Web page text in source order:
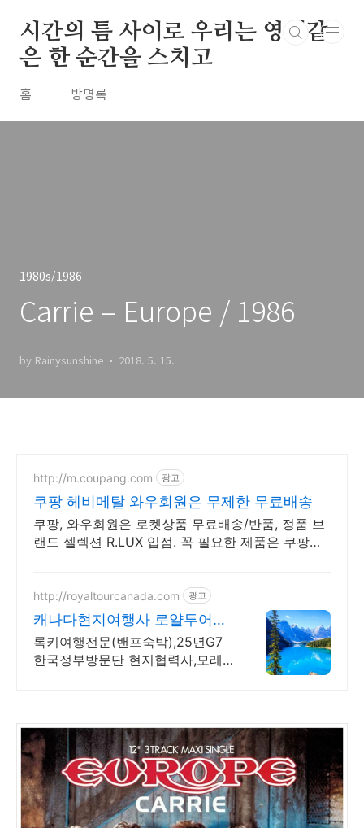
시간의 틈 사이로 우리는 영원같
은 한 순간을 스치고
홈 방명록
1980s/1986
Carrie – Europe / 1986
by Rainysunshine 2018. 5. 15.
http://m.coupang.com 광고
쿠팡 헤비메탈 와우회원은 무제한 무료배송
쿠팡, 와우회원은 로켓상품 무료배송/반품, 정품 브
랜드 셀렉션 R.LUX 입점. 꼭 필요한 제품은 쿠팡에
http://royaltourcanada.com 광고
캐나다현지여행사 로얄투어
25년G7 한국방문단 협력사
록키여행전문(밴프숙박),25년G7
한국정부방문단 현지협력사,모레